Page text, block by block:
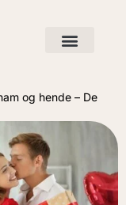
og hende – De